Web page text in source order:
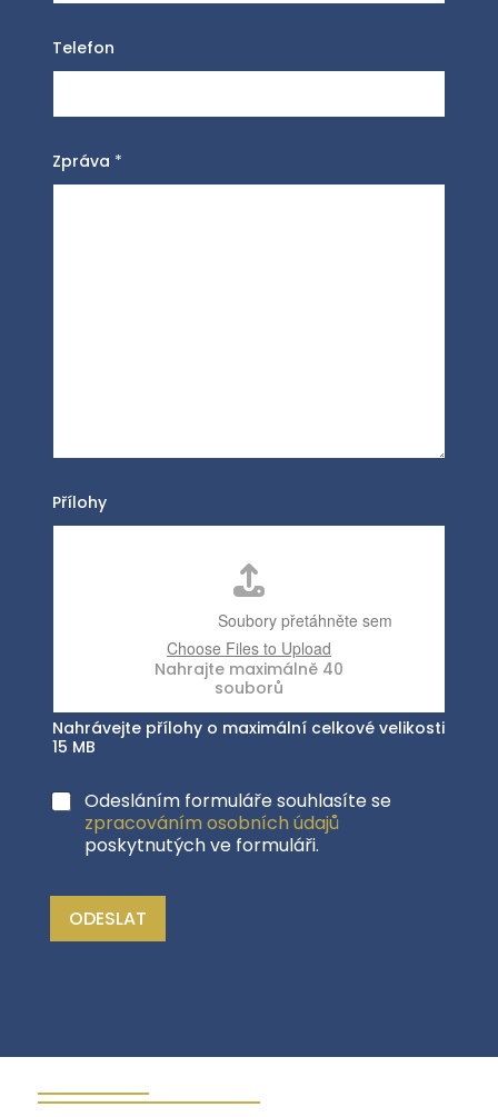
Telefon
Zpráva *
Přílohy
Nahrávejte přílohy o maximální celkové velikosti
15 MB
Odesláním formuláře souhlasíte se
zpracováním osobních údajů
poskytnutých ve formuláři.
ODESLAT